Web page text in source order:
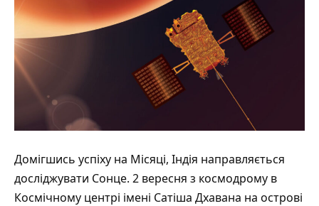
Домігшись успіху на Місяці, Індія направляється
досліджувати Сонце. 2 вересня з космодрому в
Космічному центрі імені Сатіша Дхавана на острові